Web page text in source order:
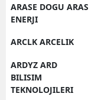
ARASE DOGU ARAS
ENERJI
ARCLK ARCELIK
ARDYZ ARD
BILISIM
TEKNOLOJILERI